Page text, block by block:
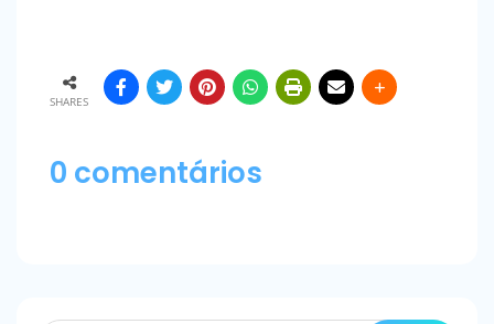
SHARES
0 comentários